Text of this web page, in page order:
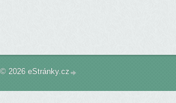
© 2026 eStránky.cz